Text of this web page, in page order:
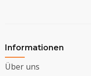
Informationen
Über uns